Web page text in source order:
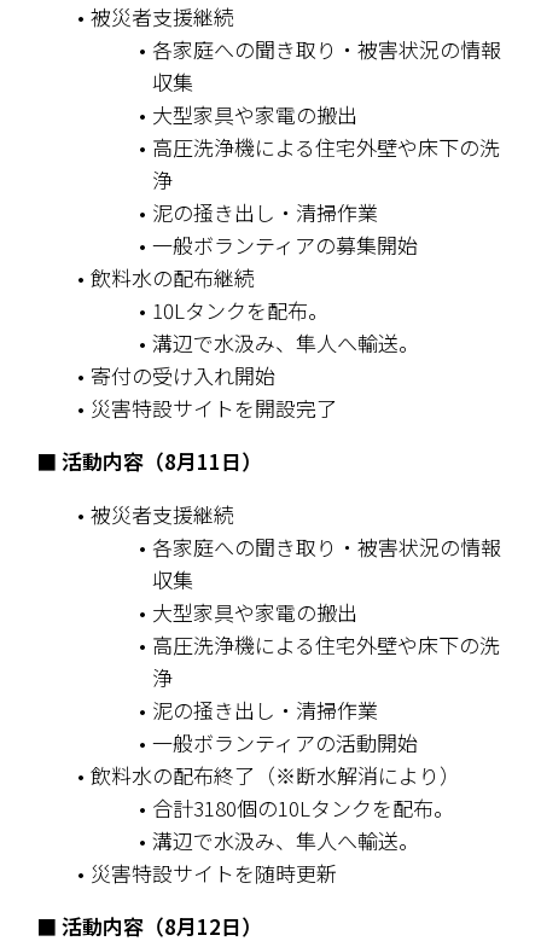
被災者支援継続
各家庭への聞き取り・被害状況の情報
収集
大型家具や家電の搬出
高圧洗浄機による住宅外壁や床下の洗
浄
泥の掻き出し・清掃作業
一般ボランティアの募集開始
飲料水の配布継続
10Lタンクを配布。
溝辺で水汲み、隼人へ輸送。
寄付の受け入れ開始
災害特設サイトを開設完了
■ 活動内容（8月11日）
被災者支援継続
各家庭への聞き取り・被害状況の情報
収集
大型家具や家電の搬出
高圧洗浄機による住宅外壁や床下の洗
浄
泥の掻き出し・清掃作業
一般ボランティアの活動開始
飲料水の配布終了（※断水解消により）
合計3180個の10Lタンクを配布。
溝辺で水汲み、隼人へ輸送。
災害特設サイトを随時更新
■ 活動内容（8月12日）